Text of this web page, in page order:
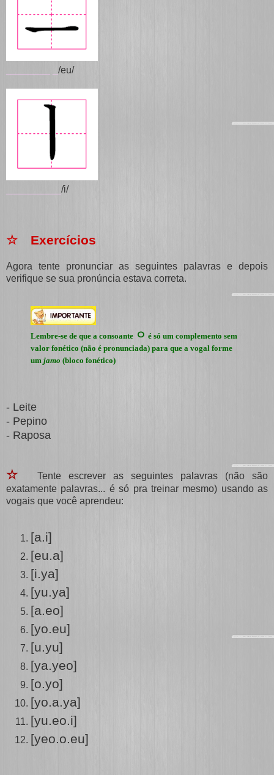
/eu/
/i/
☆ Exercícios
Agora tente pronunciar as seguintes palavras e depois
verifique se sua pronúncia estava correta.
Lembre-se de que a consoante ㅇ é só um complemento sem
valor fonético (não é pronunciada) para que a vogal forme
um jamo (bloco fonético)
- Leite
- Pepino
- Raposa
☆
Tente escrever as seguintes palavras (não são
exatamente palavras... é só pra treinar mesmo) usando as
vogais que você aprendeu:
[a.i]
[eu.a]
[i.ya]
[yu.ya]
[a.eo]
[yo.eu]
[u.yu]
[ya.yeo]
[o.yo]
[yo.a.ya]
[yu.eo.i]
[yeo.o.eu]